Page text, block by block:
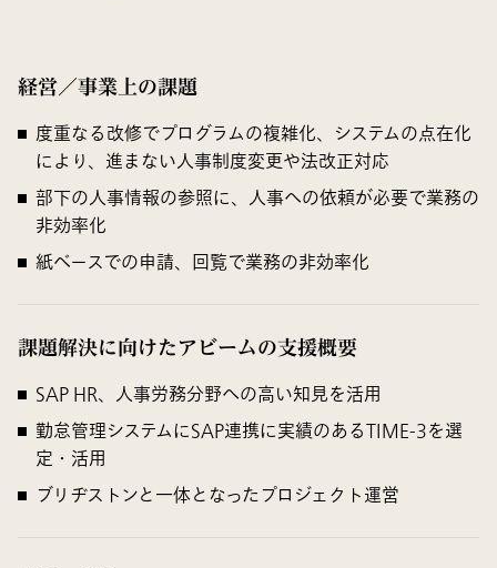
経営／事業上の課題
度重なる改修でプログラムの複雑化、システムの点在化
により、進まない人事制度変更や法改正対応
部下の人事情報の参照に、人事への依頼が必要で業務の
非効率化
紙ベースでの申請、回覧で業務の非効率化
課題解決に向けたアビームの支援概要
SAP HR、人事労務分野への高い知見を活用
勤怠管理システムにSAP連携に実績のあるTIME-3を選
定・活用
ブリヂストンと一体となったプロジェクト運営